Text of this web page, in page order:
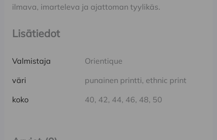
ilmava, imarteleva ja ajattoman tyylikäs.
Lisätiedot
Valmistaja
Orientique
väri
punainen printti, ethnic print
koko
40, 42, 44, 46, 48, 50